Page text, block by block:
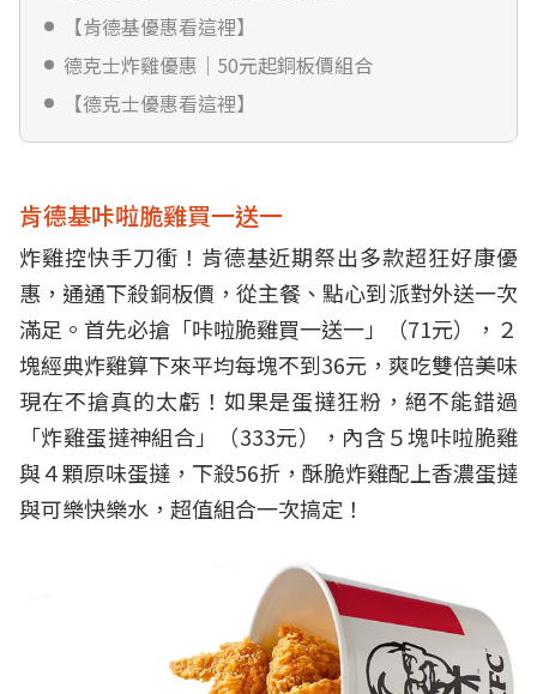
【肯德基優惠看這裡】
德克士炸雞優惠｜50元起銅板價組合
【德克士優惠看這裡】
肯德基咔啦脆雞買一送一
炸雞控快手刀衝！肯德基近期祭出多款超狂好康優
惠，通通下殺銅板價，從主餐、點心到派對外送一次
滿足。首先必搶「咔啦脆雞買一送一」（71元），２
塊經典炸雞算下來平均每塊不到36元，爽吃雙倍美味
現在不搶真的太虧！如果是蛋撻狂粉，絕不能錯過
「炸雞蛋撻神組合」（333元），內含５塊咔啦脆雞
與４顆原味蛋撻，下殺56折，酥脆炸雞配上香濃蛋撻
與可樂快樂水，超值組合一次搞定！